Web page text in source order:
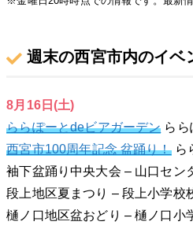
週末の西宮市内のイベ
8月16日(土)
ららぽーとdeビアガーデン ら
西宮市100周年記念 盆踊り！ら
袖下盆踊り中央大会 – 山口セン
段上地区夏まつり – 段上小学校
樋ノ口地区盆おどり – 樋ノ口小